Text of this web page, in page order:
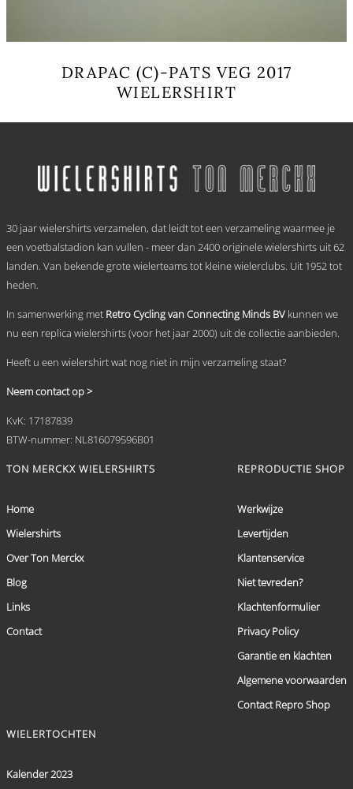
DRAPAC (C)-PATS VEG 2017
WIELERSHIRT
variaties.
Deze
gekozen
worden
de
30 jaar wielershirts verzamelen, dat leidt tot een verzameling waarmee je
een voetbalstadion kan vullen - meer dan 2400 originele wielershirts uit 62
landen. Van bekende grote wielerteams tot kleine wielerclubs. Uit 1952 tot
heden.
In samenwerking met Retro Cycling van Connecting Minds BV kunnen we
nu een replica wielershirts (voor het jaar 2000) uit de collectie aanbieden.
Heeft u een wielershirt wat nog niet in mijn verzameling staat?
Neem contact op >
KvK: 17187839
BTW-nummer: NL816079596B01
TON MERCKX WIELERSHIRTS
Home
Wielershirts
Over Ton Merckx
Blog
Links
Contact
REPRODUCTIE SHOP
Werkwijze
Levertijden
Klantenservice
Niet tevreden?
Klachtenformulier
Privacy Policy
Garantie en klachten
Algemene voorwaarden
Contact Repro Shop
WIELERTOCHTEN
Kalender 2023